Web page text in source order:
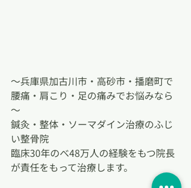
～兵庫県加古川市・高砂市・播磨町で
腰痛・肩こり・足の痛みでお悩みなら
～
鍼灸・整体・ソーマダイン治療のふじ
い整骨院
臨床30年のべ48万人の経験をもつ院長
が責任をもって治療します。